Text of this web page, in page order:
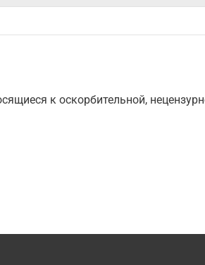
к оскорбительной,